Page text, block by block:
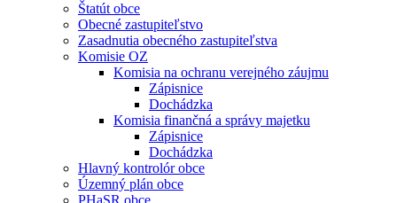
Štatút obce
Obecné zastupiteľstvo
Zasadnutia obecného zastupiteľstva
Komisie OZ
Komisia na ochranu verejného záujmu
Zápisnice
Dochádzka
Komisia finančná a správy majetku
Zápisnice
Dochádzka
Hlavný kontrolór obce
Územný plán obce
PHaSR obce